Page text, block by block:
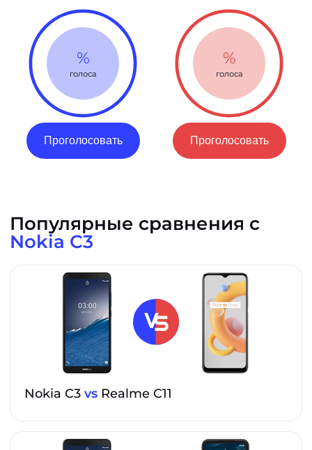
%
голоса
Проголосовать
%
голоса
Проголосовать
Популярные сравнения с
Nokia C3
Nokia C3 vs Realme C11